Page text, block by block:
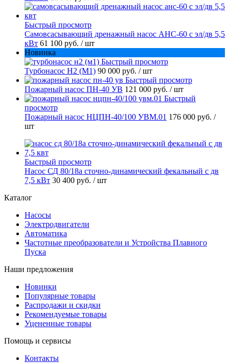
Быстрый просмотр
Самовсасывающий дренажный насос АНС-60 с эл/дв 5,5
кВт 61 100 руб. / шт
Новинка
Быстрый просмотр
Турбонасос Н2 (М1) 90 000 руб. / шт
Быстрый просмотр
Пожарный насос ПН-40 УВ 121 000 руб. / шт
Быстрый
просмотр
Пожарный насос НЦПН-40/100 УВМ.01 176 000 руб. /
шт
Быстрый просмотр
Насос СД 80/18а сточно-динамический фекальный с дв
7,5 кВт 30 400 руб. / шт
Каталог
Насосы
Электродвигатели
Автоматика
Частотные преобразователи и Устройства Плавного
Пуска
Наши предложения
Новинки
Популярные товары
Распродажи и скидки
Рекомендуемые товары
Уцененные товары
Помощь и сервисы
Контакты